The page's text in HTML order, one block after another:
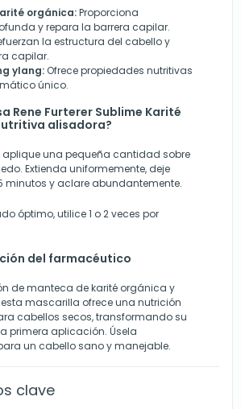
orgánica:Proporciona
y repara la barrera capilar.
la estructura del cabello y
capilar.
ylang: Ofrece propiedades nutritivas
único.
Rene Furterer Sublime Karité
alisadora?
aplique una pequeña cantidad sobre
Extienda uniformemente, deje
minutos y aclare abundantemente.
óptimo, utilice 1 o 2 veces por
del farmacéutico
de manteca de karité orgánica y
mascarilla ofrece una nutrición
cabellos secos, transformando su
primera aplicación. Úsela
un cabello sano y manejable.
clave